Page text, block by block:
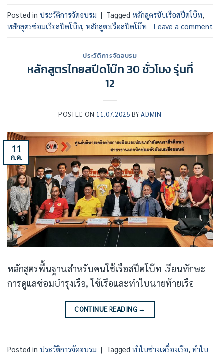
Posted in ประวัติการจัดอบรม | Tagged หลักสูตรขับเรือสปีดโบ๊ท,
หลักสูตรซ่อมเรือสปีดโบ๊ท, หลักสูตรเรือสปีดโบ๊ท Leave a comment
ประวัติการจัดอบรม
หลักสูตรไทยสปีดโบ๊ท 30 ชั่วโมง รุ่นที่
12
POSTED ON 11.07.2025 BYADMIN
11
ก.ค.
หลักสูตรพื้นฐานสำหรับคนใช้เรือสปีดโบ๊ท เรียนทักษะ
การดูแลซ่อมบำรุงเรือ, ใช้เรือและทำใบนายท้ายเรือ
CONTINUE READING →
Posted in ประวัติการจัดอบรม | Tagged ทำใบช่างเครื่องเรือ, ทำใบ